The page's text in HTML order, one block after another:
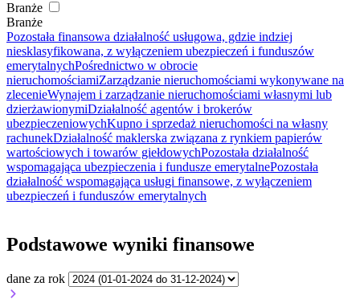
Branże
Branże
Pozostała finansowa działalność usługowa, gdzie indziej
niesklasyfikowana, z wyłączeniem ubezpieczeń i funduszów
emerytalnychPośrednictwo w obrocie
nieruchomościamiZarządzanie nieruchomościami wykonywane na
zlecenieWynajem i zarządzanie nieruchomościami własnymi lub
dzierżawionymiDziałalność agentów i brokerów
ubezpieczeniowychKupno i sprzedaż nieruchomości na własny
rachunekDziałalność maklerska związana z rynkiem papierów
wartościowych i towarów giełdowychPozostała działalność
wspomagająca ubezpieczenia i fundusze emerytalnePozostała
działalność wspomagająca usługi finansowe, z wyłączeniem
ubezpieczeń i funduszów emerytalnych
Podstawowe wyniki finansowe
dane za rok